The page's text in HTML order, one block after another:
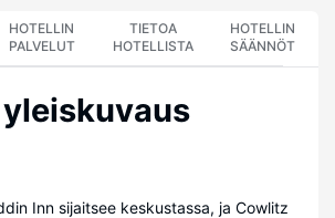
HOTELLIN
PALVELUT
TIETOA
HOTELLISTA
HOTELLIN
SÄÄNNÖT
Inn sijaitsee keskustassa, ja Cowlitz